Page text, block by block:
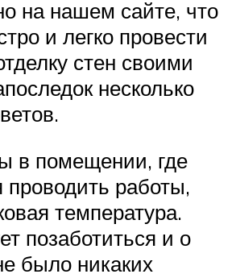
на нашем сайте, что
и легко провести
стен своими
несколько
в помещении, где
проводить работы,
температура.
позаботиться и о
было никаких